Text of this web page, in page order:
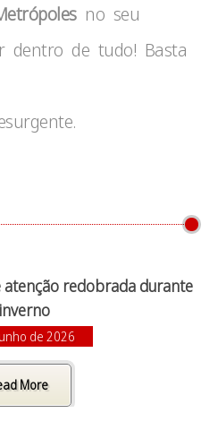
no seu
dentro de tudo! Basta
atenção redobrada durante
de 2026
More